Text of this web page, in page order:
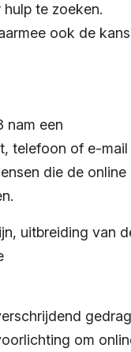
te zoeken.
ook de kans
nam een
telefoon of e-mail
die de online
uitbreiding van
om